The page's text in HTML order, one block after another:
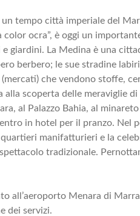
tempo città imperiale del
ocra”, è oggi un
giardini. La Medina è una
berbero; le sue stradine
che vendono stoffe,
alla scoperta delle meraviglie
al Palazzo Bahia, al minareto
in hotel per il pranzo. Nel
manifatturieri e la
tradizionale.
all’aeroporto Menara di
dei servizi.